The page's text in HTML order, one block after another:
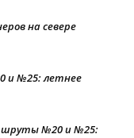
на севере
и №25: летнее
№20 и №25: